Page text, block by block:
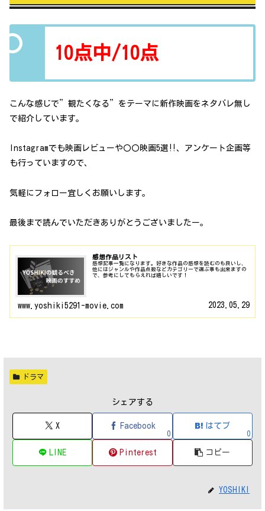
10点中/10点
こんな感じで”観たくなる”をテーマに新作映画をネタバレ無し
で紹介しています。
Instagramでも映画レビューや〇〇映画5選‼、アンケート企画等
も行っていますので、
気軽にフォロー宜しくお願いします。
最後まで読んでいただきありがとうございましたー。
感想作品リスト
感想記事一覧になります。好きな作品の感想を読むのも良いし、
他にはジャンルや作品点数などカテゴリーで選ぶ事も出来ますの
で、参考にしてもらえれば嬉しいです！
www.yoshiki5291-movie.com 2023.05.29
ドラマ
シェアする
X Facebook
0
はてブ
0
LINE Pinterest コピー
YOSHIKI